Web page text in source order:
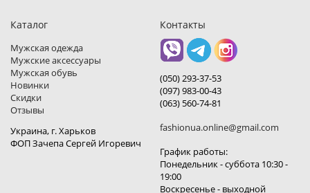
Каталог
Мужская одежда
Мужские аксессуары
Мужская обувь
Новинки
Скидки
Отзывы
Украина, г. Харьков
ФОП Зачепа Сергей Игоревич
Контакты
(050) 293-37-53
(097) 983-00-43
(063) 560-74-81
fashionua.online@gmail.com
График работы:
Понедельник - суббота 10:30 -
19:00
Воскресенье - выходной